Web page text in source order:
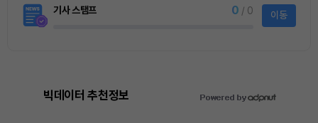
기사 스탬프 0 / 0 이동
빅데이터 추천정보